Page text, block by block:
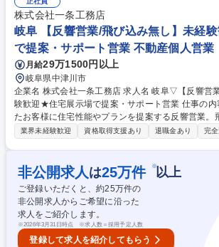
運営 など ★提案力を磨き、成果に見合う評価・高収
集職種 【岐阜/営業】圧倒的な商品力で営業のし
株式会社一条工務店
岐阜 【反響営業/飛び込み無し】未経
で提案・サポート営業 不動産個人営業
月給29万1500円以上
岐阜県中津川市
企業名 株式会社一条工務店 求人名 岐阜▽【反響営業/飛び込み無し】未経
験歓迎★住宅展示場で提案・サポート営業 仕事の内容 展示場に来場され
たお客様に住宅性能やプランを提案する反響営業。
しで、商品力を活かしてじっくりお客様対応。未経
イフスタイルに合ったプラン提案 ■資金計画、間取
作成・提出 ■契約後のフォローやスケジュール調整
との連携を図り、引き渡しまでお客様をサポート ◎
実しており、未経験からでも安心して成長できます。 募集職種 岐阜
【反響営業/飛び込み無し】未経験歓迎★住宅展示
業界未経験歓迎 資格取得支援あり 退職金あり 完
非公開求人 は25万件 ※以上
ご登録いただくと、約25万件の
非公開求人からご希望に沿った
求人をご紹介します。
※2026年3月31日時点 ※求人数＝採用予定人数
登録して求人を紹介してもらう